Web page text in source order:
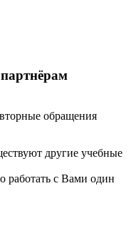
обращения
другие учебные
работать с Вами один